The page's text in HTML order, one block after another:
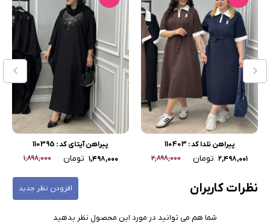
پیراهن نلدا کد : 110403
۲,۴۹۸,۰۰۱ تومان ۲,۸۹۸,۰۰۰
پیراهن آیتای کد : 110395
۱,۴۹۸,۰۰۰ تومان ۱,۸۹۸,۰۰۰
نظرات کاربران افزودن نظر جدید
شما هم می توانید در مورد این محصول نظر بدهید